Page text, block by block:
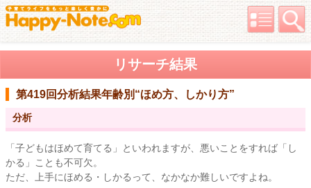
リサーチ結果
第419回分析結果年齢別“ほめ方、しかり方”
分析
「子どもはほめて育てる」といわれますが、悪いことをすれば「し
かる」ことも不可欠。
ただ、上手にほめる・しかるって、なかなか難しいですよね。